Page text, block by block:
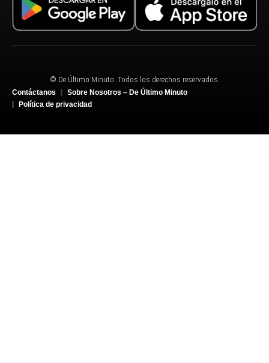
© De Último Minuto. Todos los derechos reservados.
Contáctanos
Sobre Nosotros – De Último Minuto
Política de privacidad